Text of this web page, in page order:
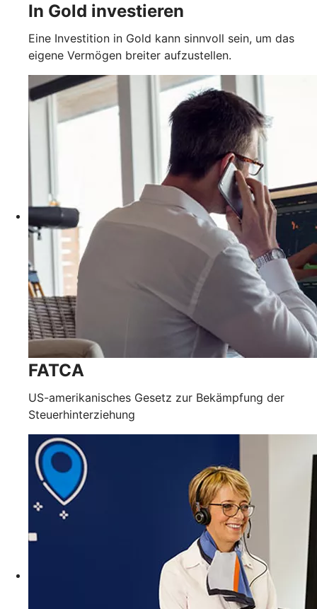
In Gold investieren
Eine Investition in Gold kann sinnvoll sein, um das
eigene Vermögen breiter aufzustellen.
FATCA
US-amerikanisches Gesetz zur Bekämpfung der
Steuerhinterziehung